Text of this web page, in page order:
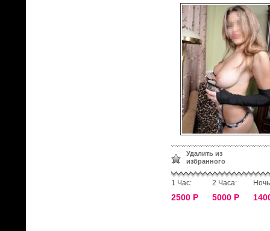
Удалить из
избранного
1 Час:
2500 Р
2 Часа:
5000 Р